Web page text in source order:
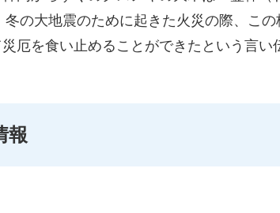
の大地震のために起きた火災の際、こ
厄を食い止めることができたという言い
報